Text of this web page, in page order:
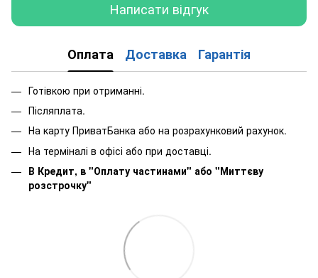
Написати відгук
Оплата Доставка Гарантія
Готівкою при отриманні.
Післяплата.
На карту ПриватБанка або на розрахунковий рахунок.
На терміналі в офісі або при доставці.
В Кредит, в "Оплату частинами" або "Миттєву
розстрочку"